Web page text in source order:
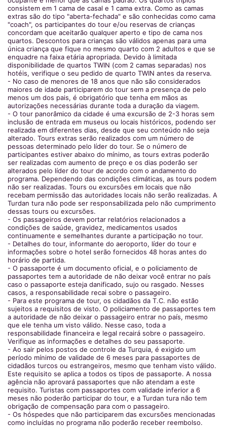
consistem em 1 cama de casal e 1 cama extra. Como as camas
extras são do tipo "aberta-fechada" e são conhecidas como cama
"coach", os participantes do tour e/ou reservas de crianças
concordam que aceitarão qualquer aperto e tipo de cama nos
quartos. Descontos para crianças são válidos apenas para uma
única criança que fique no mesmo quarto com 2 adultos e que se
enquadre na faixa etária apropriada. Devido à limitada
disponibilidade de quartos TWIN (com 2 camas separadas) nos
hotéis, verifique o seu pedido de quarto TWIN antes da reserva.
- No caso de menores de 18 anos que não são considerados
maiores de idade participarem do tour sem a presença de pelo
menos um dos pais, é obrigatório que tenha em mãos as
autorizações necessárias durante toda a duração da viagem.
- O tour panorâmico da cidade é uma excursão de 2-3 horas sem
inclusão de entrada em museus ou locais históricos, podendo ser
realizada em diferentes dias, desde que seu conteúdo não seja
alterado. Tours extras serão realizados com um número de
pessoas determinado pelo líder do tour. Se o número de
participantes estiver abaixo do mínimo, as tours extras poderão
ser realizadas com aumento de preço e os dias poderão ser
alterados pelo líder do tour de acordo com o andamento do
programa. Dependendo das condições climáticas, as tours podem
não ser realizadas. Tours ou excursões em locais que não
recebam permissão das autoridades locais não serão realizadas. A
Turdan tura não pode ser responsabilizada pelo não cumprimento
dessas tours ou excursões.
- Os passageiros devem portar relatórios relacionados a
condições de saúde, gravidez, medicamentos usados
continuamente e semelhantes durante a participação no tour.
- Detalhes do tour, informante do aeroporto, líder do tour e
informações sobre o hotel serão fornecidos 48 horas antes do
horário de partida.
- O passaporte é um documento oficial, e o policiamento de
passaportes tem a autoridade de não deixar você entrar no país
caso o passaporte esteja danificado, sujo ou rasgado. Nesses
casos, a responsabilidade recai sobre o passageiro.
- Para este programa de tour, os cidadãos da T.C. não estão
sujeitos a requisitos de visto. O policiamento de passaportes tem
a autoridade de não deixar o passageiro entrar no país, mesmo
que ele tenha um visto válido. Nesse caso, toda a
responsabilidade financeira e legal recairá sobre o passageiro.
Verifique as informações e detalhes do seu passaporte.
- Ao sair pelos postos de controle da Turquia, é exigido um
período mínimo de validade de 6 meses para passaportes de
cidadãos turcos ou estrangeiros, mesmo que tenham visto válido.
Este requisito se aplica a todos os tipos de passaporte. A nossa
agência não aprovará passaportes que não atendam a este
requisito. Turistas com passaportes com validade inferior a 6
meses não poderão participar do tour, e a Turdan tura não tem
obrigação de compensação para com o passageiro.
- Os hóspedes que não participarem das excursões mencionadas
como incluídas no programa não poderão receber reembolso.